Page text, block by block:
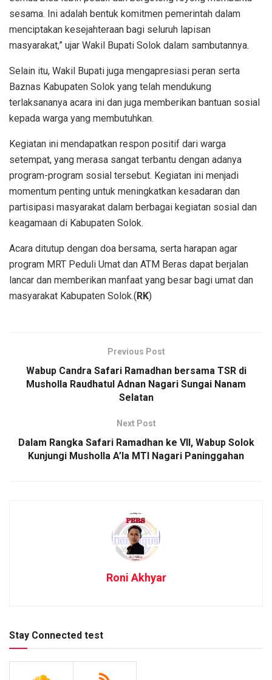
sesama. Ini adalah bentuk komitmen pemerintah dalam
menciptakan kesejahteraan bagi seluruh lapisan
masyarakat,” ujar Wakil Bupati Solok dalam sambutannya.
Selain itu, Wakil Bupati juga mengapresiasi peran serta
Baznas Kabupaten Solok yang telah mendukung
terlaksananya acara ini dan juga memberikan bantuan sosial
kepada warga yang membutuhkan.
Kegiatan ini mendapatkan respon positif dari warga
setempat, yang merasa sangat terbantu dengan adanya
program-program sosial tersebut. Kegiatan ini menjadi
momentum penting untuk meningkatkan kesadaran dan
partisipasi masyarakat dalam berbagai kegiatan sosial dan
keagamaan di Kabupaten Solok.
Acara ditutup dengan doa bersama, serta harapan agar
program MRT Peduli Umat dan ATM Beras dapat berjalan
lancar dan memberikan manfaat yang besar bagi umat dan
masyarakat Kabupaten Solok.(RK)
Previous Post
Wabup Candra Safari Ramadhan bersama TSR di
Musholla Raudhatul Adnan Nagari Sungai Nanam
Selatan
Next Post
Dalam Rangka Safari Ramadhan ke VII, Wabup Solok
Kunjungi Musholla A’la MTI Nagari Paninggahan
Roni Akhyar
Stay Connected test